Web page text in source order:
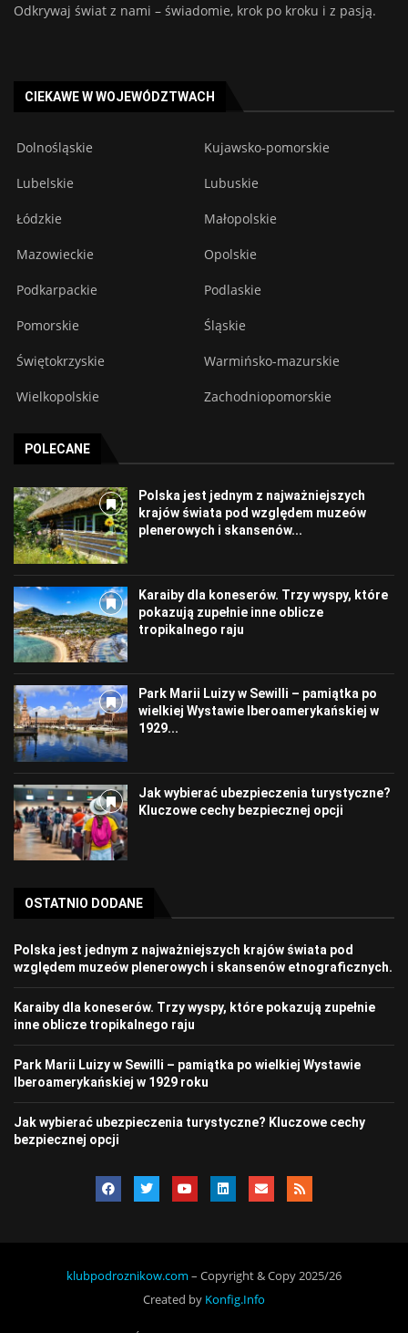
Odkrywaj świat z nami – świadomie, krok po kroku i z pasją.
CIEKAWE W WOJEWÓDZTWACH
Dolnośląskie Kujawsko-pomorskie
Lubelskie Lubuskie
Łódzkie Małopolskie
Mazowieckie Opolskie
Podkarpackie Podlaskie
Pomorskie Śląskie
Świętokrzyskie Warmińsko-mazurskie
Wielkopolskie Zachodniopomorskie
POLECANE
Polska jest jednym z najważniejszych
krajów świata pod względem muzeów
plenerowych i skansenów...
Karaiby dla koneserów. Trzy wyspy, które
pokazują zupełnie inne oblicze
tropikalnego raju
Park Marii Luizy w Sewilli – pamiątka po
wielkiej Wystawie Iberoamerykańskiej w
1929...
Jak wybierać ubezpieczenia turystyczne?
Kluczowe cechy bezpiecznej opcji
OSTATNIO DODANE
Polska jest jednym z najważniejszych krajów świata pod
względem muzeów plenerowych i skansenów etnograficznych.
Karaiby dla koneserów. Trzy wyspy, które pokazują zupełnie
inne oblicze tropikalnego raju
Park Marii Luizy w Sewilli – pamiątka po wielkiej Wystawie
Iberoamerykańskiej w 1929 roku
Jak wybierać ubezpieczenia turystyczne? Kluczowe cechy
bezpiecznej opcji
klubpodroznikow.com – Copyright & Copy 2025/26
Created by Konfig.Info